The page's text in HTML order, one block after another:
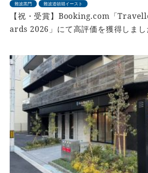
難波黒門 難波道頓堀イースト
【祝・受賞】Booking.com「
ards 2026」にて高評価を獲得しまし